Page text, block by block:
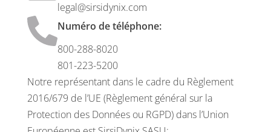
legal@sirsidynix.com
Numéro de téléphone:
800-288-8020
801-223-5200
Notre représentant dans le cadre du Règlement
2016/679 de l’UE (Règlement général sur la
Protection des Données ou RGPD) dans l’Union